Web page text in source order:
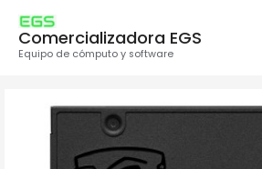
Comercializadora EGS
Equipo de cómputo y software